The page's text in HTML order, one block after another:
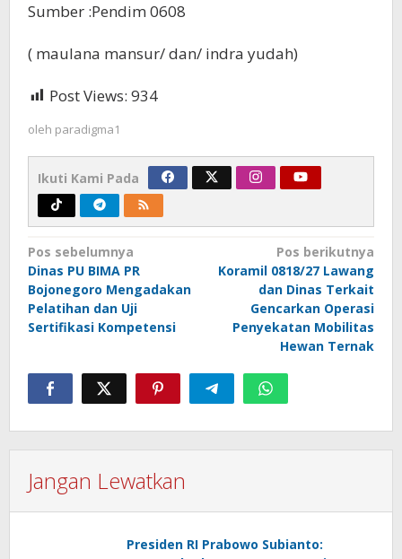
Sumber :Pendim 0608
( maulana mansur/ dan/ indra yudah)
Post Views: 934
oleh paradigma1
Ikuti Kami Pada
Navigasi
pos
Pos sebelumnya
Dinas PU BIMA PR
Bojonegoro Mengadakan
Pelatihan dan Uji
Sertifikasi Kompetensi
Pos berikutnya
Koramil 0818/27 Lawang
dan Dinas Terkait
Gencarkan Operasi
Penyekatan Mobilitas
Hewan Ternak
Jangan Lewatkan
Presiden RI Prabowo Subianto: